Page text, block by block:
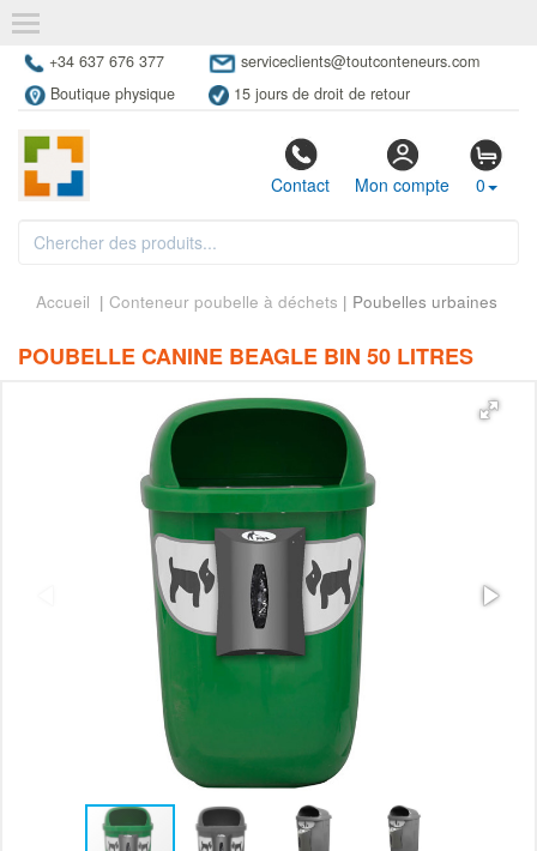
+34 637 676 377
serviceclients@toutconteneurs.com
Boutique physique
15 jours de droit de retour
Contact Mon compte 0
Accueil | Conteneur poubelle à déchets | Poubelles urbaines
POUBELLE CANINE BEAGLE BIN 50 LITRES